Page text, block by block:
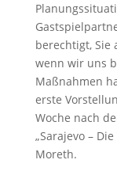
berechtigt, Sie
wenn wir uns
Maßnahmen
erste
Woche nach
„Sarajevo –
Moreth.